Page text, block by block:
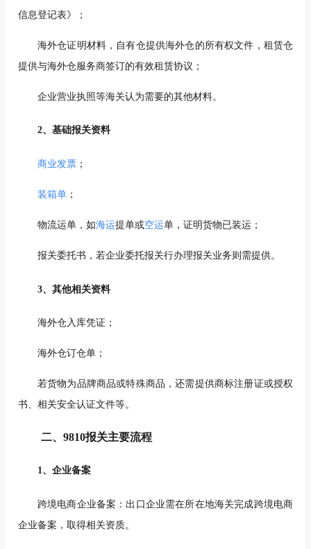
信息登记表》；
海外仓证明材料，自有仓提供海外仓的所有权文件，租赁仓
提供与海外仓服务商签订的有效租赁协议；
企业营业执照等海关认为需要的其他材料。
2、基础报关资料
商业发票；
装箱单；
物流运单，如海运提单或空运单，证明货物已装运；
报关委托书，若企业委托报关行办理报关业务则需提供。
3、其他相关资料
海外仓入库凭证；
海外仓订仓单；
若货物为品牌商品或特殊商品，还需提供商标注册证或授权
书、相关安全认证文件等。
二、9810报关主要流程
1、企业备案
跨境电商企业备案：出口企业需在所在地海关完成跨境电商
企业备案，取得相关资质。